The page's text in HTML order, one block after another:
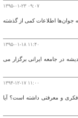
۱۳۹۵-۰۱-۲۳ ۰۹:۰۷
جوان‌ها اطلاعات کمی از گذشته
۱۳۹۵-۰۱-۱۸ ۱۱:۴۰
در جامعه ایرانی برگزار می
۱۳۹۴-۱۲-۱۷ ۱۱:۰۰
و معرفتی داشته است؟ آیا